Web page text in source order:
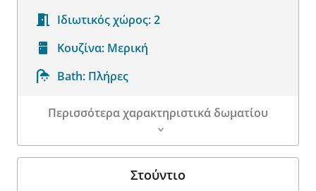
Ιδιωτικός χώρος:2
Κουζίνα: Μερική
Bath: Πλήρες
Περισσότερα χαρακτηριστικά δωματίου
Λεπτομέρειες δωματίου
Στούντιο